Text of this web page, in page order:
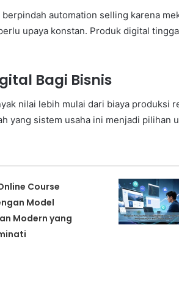
automation selling karena
upaya konstan. Produk digital
Bagi Bisnis
nilai lebih mulai dari biaya produksi
yang sistem usaha ini menjadi pilihan
Course
Model
Modern yang